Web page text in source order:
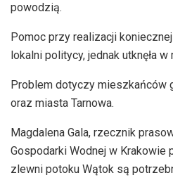
powodzią.
Pomoc przy realizacji
lokalni politycy, jednak utknęła
Problem dotyczy mieszkańców
oraz miasta Tarnowa.
Magdalena Gala, rzecznik
Gospodarki Wodnej w Krakowie
zlewni potoku Wątok są